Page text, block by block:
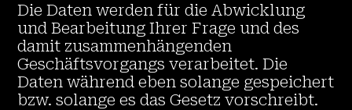
Die Daten werden für die Abwicklung
und Bearbeitung Ihrer Frage und des
damit zusammenhängenden
Geschäftsvorgangs verarbeitet. Die
Daten während eben solange gespeichert
bzw. solange es das Gesetz vorschreibt.